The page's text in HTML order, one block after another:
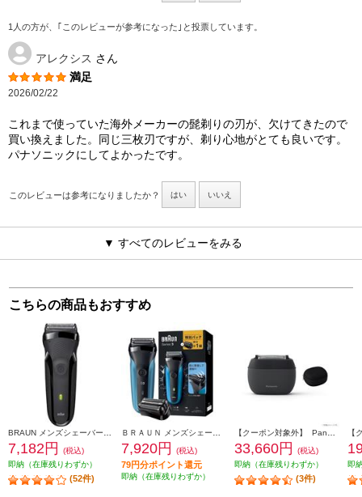
1人の方が、｢このレビューが参考になった｣と投票しています。
アレクシス さん
満足
2026/02/22
これまで使っていた海外メーカーの髭剃りの刃が、欠けてきたので
買い換えました。同じ三枚刃ですが、剃り心地がとても良いです。
パナソニックにしてよかったです。
このレビューは参考になりましたか？ はい いいえ
▼ すべてのレビューをみる
こちらの商品もおすすめ
7,182円
(税込)
即納（在庫残りわずか）
(52件)
7,920円 (税込)
79円分ポイント還元
即納（在庫残りわずか）
33,660円
(税込)
即納（在庫残りわずか）
(3件)
即